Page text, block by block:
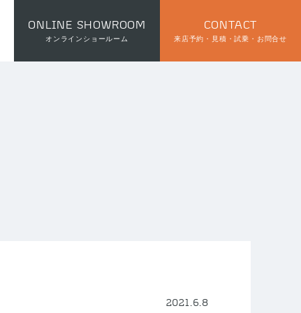
ONLINE SHOWROOM
オンラインショールーム
CONTACT
来店予約・見積・試乗・お問合せ
2021.6.8